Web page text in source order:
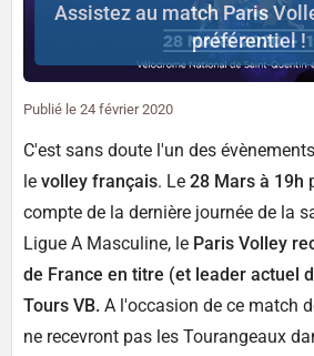
Assistez au match Paris
préférentiel !
Publié le 24 février 2020
C'est sans doute l'un des
le volley français. Le 28 Mars à 19h
compte de la dernière journée de la
Ligue A Masculine, le Paris Volley
de France en titre (et leader actuel
Tours VB. A l'occasion de ce match
ne recevront pas les Tourangeaux